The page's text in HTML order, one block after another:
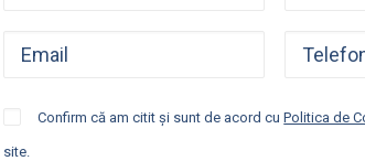
Confirm că am citit și sunt de acord cuPolitica de
site.